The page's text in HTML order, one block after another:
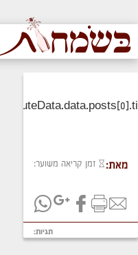
מאת: זמן קריאה משוער:
תגיות: